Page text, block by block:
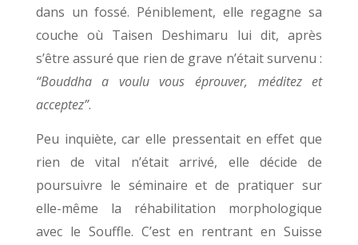
dans un fossé. Péniblement, elle regagne sa
couche où Taisen Deshimaru lui dit, après
s’être assuré que rien de grave n’était survenu :
“Bouddha a voulu vous éprouver, méditez et
acceptez”.
Peu inquiète, car elle pressentait en effet que
rien de vital n’était arrivé, elle décide de
poursuivre le séminaire et de pratiquer sur
elle-même la réhabilitation morphologique
avec le Souffle. C’est en rentrant en Suisse